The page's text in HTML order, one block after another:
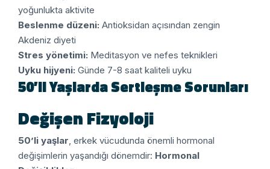
yoğunlukta aktivite
Beslenme düzeni: Antioksidan açısından zengin
Akdeniz diyeti
Stres yönetimi: Meditasyon ve nefes teknikleri
Uyku hijyeni: Günde 7-8 saat kaliteli uyku
50’li Yaşlarda Sertleşme Sorunları
Değişen Fizyoloji
50’li yaşlar, erkek vücudunda önemli hormonal
değişimlerin yaşandığı dönemdir: Hormonal